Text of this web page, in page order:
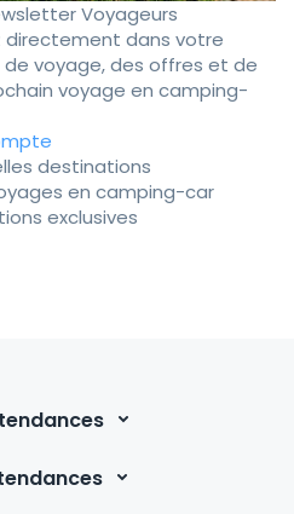
Voyageurs
directement dans votre
voyage, des offres et de
voyage en camping-
destinations
en camping-car
exclusives